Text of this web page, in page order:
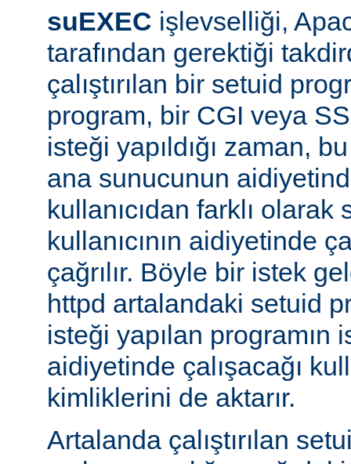
suEXEC işlevselliği,
tarafından gerektiği
çalıştırılan bir setuid
program, bir CGI veya
isteği yapıldığı zaman,
ana sunucunun
kullanıcıdan farklı olarak
kullanıcının aidiyetinde
çağrılır. Böyle bir istek
httpd artalandaki setuid
isteği yapılan programın
aidiyetinde çalışacağı
kimliklerini de aktarır.
Artalanda çalıştırılan